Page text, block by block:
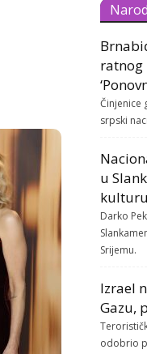
ratnog
Činjenice
srpski
u
Darko
Srijemu.
Izrael
Gazu,
odobrio